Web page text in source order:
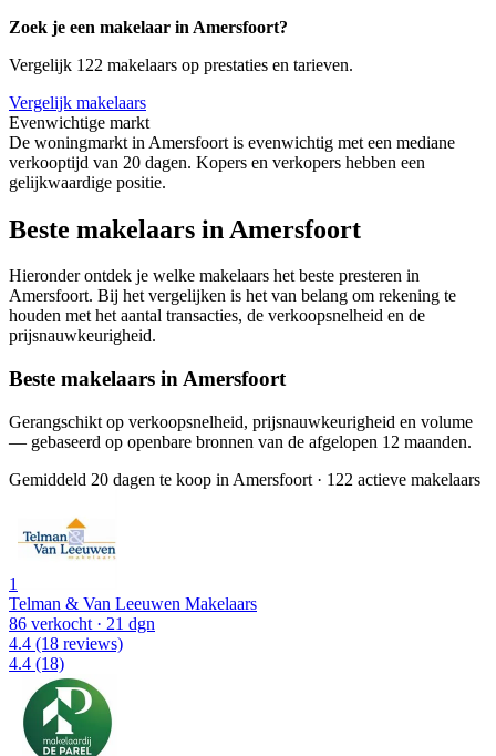
Zoek je een makelaar in Amersfoort?
Vergelijk 122 makelaars op prestaties en tarieven.
Vergelijk makelaars
Evenwichtige markt
De woningmarkt in Amersfoort is evenwichtig met een mediane
verkooptijd van 20 dagen. Kopers en verkopers hebben een
gelijkwaardige positie.
Beste makelaars in Amersfoort
Hieronder ontdek je welke makelaars het beste presteren in
Amersfoort. Bij het vergelijken is het van belang om rekening te
houden met het aantal transacties, de verkoopsnelheid en de
prijsnauwkeurigheid.
Beste makelaars in Amersfoort
Gerangschikt op verkoopsnelheid, prijsnauwkeurigheid en volume
— gebaseerd op openbare bronnen van de afgelopen 12 maanden.
Gemiddeld 20 dagen te koop in Amersfoort · 122 actieve makelaars
1
Telman & Van Leeuwen Makelaars
86 verkocht · 21 dgn
4.4 (18 reviews)
4.4 (18)